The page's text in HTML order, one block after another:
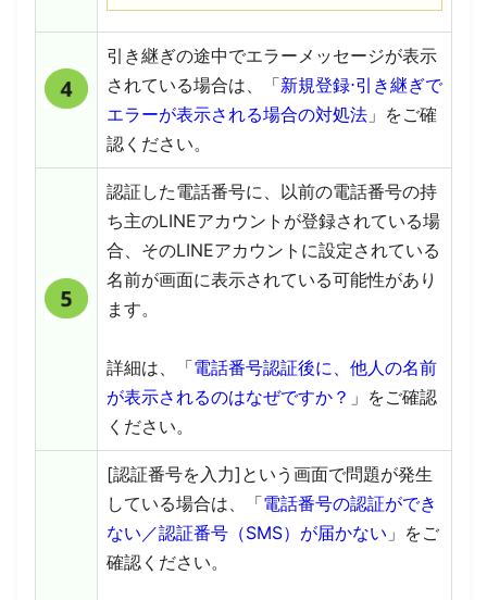
引き継ぎの途中でエラーメッセージが表示
されている場合は、「新規登録⋅引き継ぎで
エラーが表示される場合の対処法 」をご確
認ください。
認証した電話番号に、以前の電話番号の持
ち主のLINEアカウントが登録されている場
合、そのLINEアカウントに設定されている
名前が画面に表示されている可能性があり
ます。
詳細は、「電話番号認証後に、他人の名前
が表示されるのはなぜですか？ 」をご確認
ください。
[認証番号を入力]という画面で問題が発生
している場合は、「電話番号の認証ができ
ない／認証番号（SMS）が届かない 」をご
確認ください。